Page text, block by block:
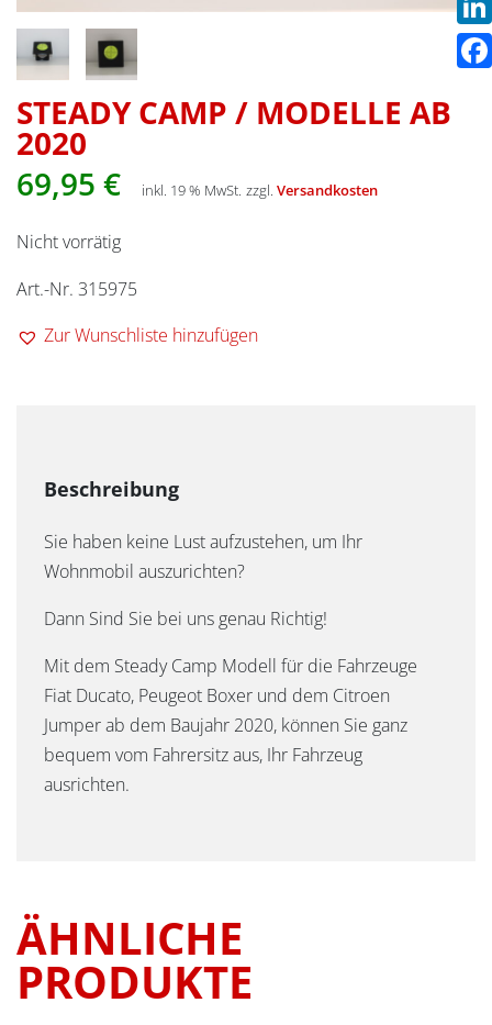
STEADY CAMP / MODELLE AB
2020
69,95 € inkl. 19 % MwSt. zzgl. Versandkosten
Nicht vorrätig
Art.-Nr. 315975
Zur Wunschliste hinzufügen
Sie haben keine Lust aufzustehen, um Ihr
Wohnmobil auszurichten?
Dann Sind Sie bei uns genau Richtig!
Mit dem Steady Camp Modell für die Fahrzeuge
Fiat Ducato, Peugeot Boxer und dem Citroen
Jumper ab dem Baujahr 2020, können Sie ganz
bequem vom Fahrersitz aus, Ihr Fahrzeug
ausrichten.
ÄHNLICHE
PRODUKTE